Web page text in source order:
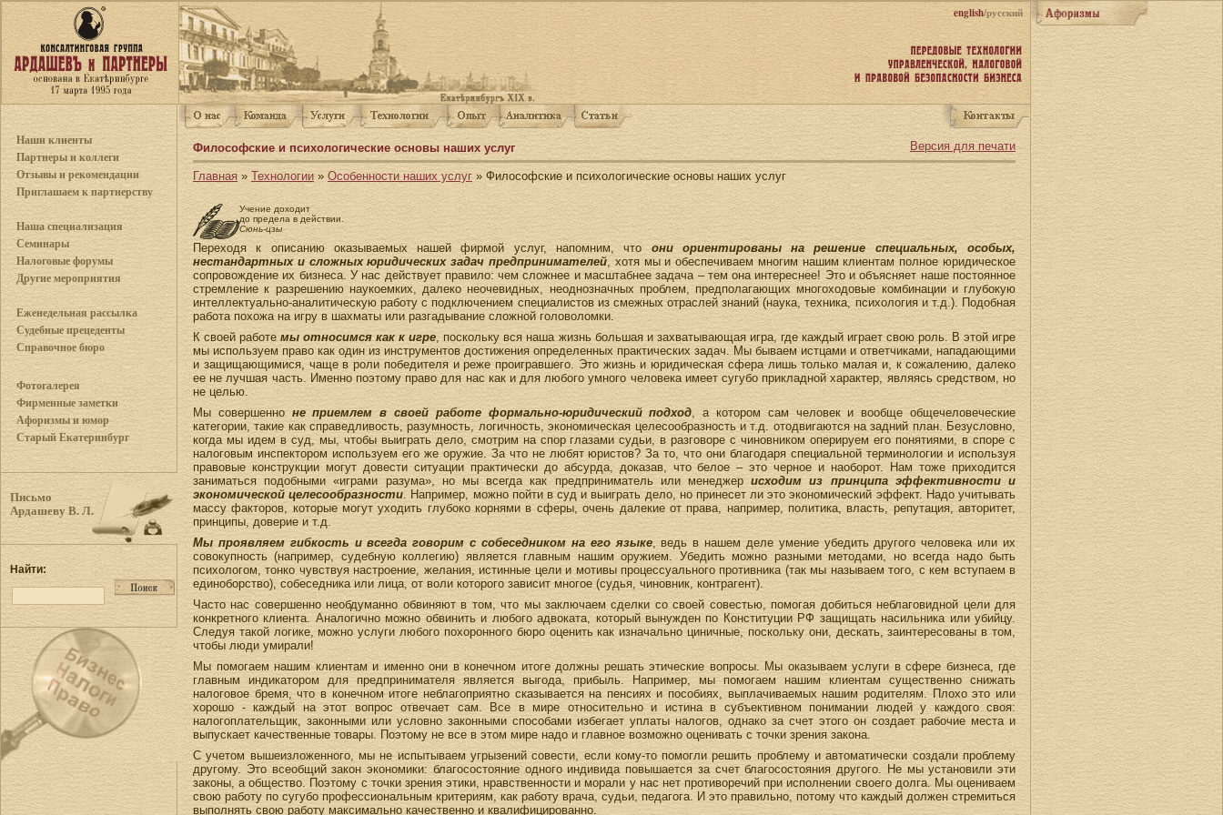
english/русский
Наши клиенты
Партнеры и коллеги
Отзывы и рекомендации
Приглашаем к партнерству
Наша специализация
Семинары
Налоговые форумы
Другие мероприятия
Еженедельная рассылка
Судебные прецеденты
Справочное бюро
Фотогалерея
Фирменные заметки
Афоризмы и юмор
Старый Екатеринбург
Письмо
Ардашеву В. Л.
Найти:
Версия для печати
Философские и психологические основы наших услуг
Главная » Технологии » Особенности наших услуг » Философские и психологические основы наших услуг
Учение доходит
до предела в действии.
Сюнь-цзы
Переходя к описанию оказываемых нашей фирмой услуг, напомним, что они ориентированы на решение специальных, особых,
нестандартных и сложных юридических задач предпринимателей, хотя мы и обеспечиваем многим нашим клиентам полное юридическое
сопровождение их бизнеса. У нас действует правило: чем сложнее и масштабнее задача – тем она интереснее! Это и объясняет наше постоянное
стремление к разрешению наукоемких, далеко неочевидных, неоднозначных проблем, предполагающих многоходовые комбинации и глубокую
интеллектуально-аналитическую работу с подключением специалистов из смежных отраслей знаний (наука, техника, психология и т.д.). Подобная
работа похожа на игру в шахматы или разгадывание сложной головоломки.
К своей работемы относимся как к игре , поскольку вся наша жизнь большая и захватывающая игра, где каждый играет свою роль. В этой игре
мы используем право как один из инструментов достижения определенных практических задач. Мы бываем истцами и ответчиками, нападающими
и защищающимися, чаще в роли победителя и реже проигравшего. Это жизнь и юридическая сфера лишь только малая и, к сожалению, далеко
ее не лучшая часть. Именно поэтому право для нас как и для любого умного человека имеет сугубо прикладной характер, являясь средством, но
не целью.
Мы совершенно не приемлем в своей работе формально-юридический подход , а котором сам человек и вообще общечеловеческие
категории, такие как справедливость, разумность, логичность, экономическая целесообразность и т.д. отодвигаются на задний план. Безусловно,
когда мы идем в суд, мы, чтобы выиграть дело, смотрим на спор глазами судьи, в разговоре с чиновником оперируем его понятиями, в споре с
налоговым инспектором используем его же оружие. За что не любят юристов? За то, что они благодаря специальной терминологии и используя
правовые конструкции могут довести ситуации практически до абсурда, доказав, что белое – это черное и наоборот. Нам тоже приходится
заниматься подобными «играми разума», но мы всегда как предприниматель или менеджерисходим из принципа эффективности и
экономической целесообразности . Например, можно пойти в суд и выиграть дело, но принесет ли это экономический эффект. Надо учитывать
массу факторов, которые могут уходить глубоко корнями в сферы, очень далекие от права, например, политика, власть, репутация, авторитет,
принципы, доверие и т.д.
Мы проявляем гибкость и всегда говорим с собеседником на его языке, ведь в нашем деле умение убедить другого человека или их
совокупность (например, судебную коллегию) является главным нашим оружием. Убедить можно разными методами, но всегда надо быть
психологом, тонко чувствуя настроение, желания, истинные цели и мотивы процессуального противника (так мы называем того, с кем вступаем в
единоборство), собеседника или лица, от воли которого зависит многое (судья, чиновник, контрагент).
Часто нас совершенно необдуманно обвиняют в том, что мы заключаем сделки со своей совестью, помогая добиться неблаговидной цели для
конкретного клиента. Аналогично можно обвинить и любого адвоката, который вынужден по Конституции РФ защищать насильника или убийцу.
Следуя такой логике, можно услуги любого похоронного бюро оценить как изначально циничные, поскольку они, дескать, заинтересованы в том,
чтобы люди умирали!
Мы помогаем нашим клиентам и именно они в конечном итоге должны решать этические вопросы. Мы оказываем услуги в сфере бизнеса, где
главным индикатором для предпринимателя является выгода, прибыль. Например, мы помогаем нашим клиентам существенно снижать
налоговое бремя, что в конечном итоге неблагоприятно сказывается на пенсиях и пособиях, выплачиваемых нашим родителям. Плохо это или
хорошо - каждый на этот вопрос отвечает сам. Все в мире относительно и истина в субъективном понимании людей у каждого своя:
налогоплательщик, законными или условно законными способами избегает уплаты налогов, однако за счет этого он создает рабочие места и
выпускает качественные товары. Поэтому не все в этом мире надо и главное возможно оценивать с точки зрения закона.
С учетом вышеизложенного, мы не испытываем угрызений совести, если кому-то помогли решить проблему и автоматически создали проблему
другому. Это всеобщий закон экономики: благосостояние одного индивида повышается за счет благосостояния другого. Не мы установили эти
законы, а общество. Поэтому с точки зрения этики, нравственности и морали у нас нет противоречий при исполнении своего долга. Мы оцениваем
свою работу по сугубо профессиональным критериям, как работу врача, судьи, педагога. И это правильно, потому что каждый должен стремиться
выполнять свою работу максимально качественно и квалифицированно.